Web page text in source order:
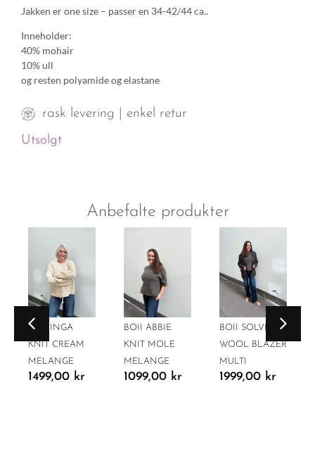
Jakken er one size – passer en 34-42/44 ca..
Inneholder:
40% mohair
10% ull
og resten polyamide og elastane
rask levering | enkel retur
Utsolgt
Anbefalte produkter
BOII INGA
KNIT CREAM
MELANGE
1499,00 kr
BOII ABBIE
KNIT MOLE
MELANGE
1099,00 kr
BOII SOLVEJ
WOOL BLAZER
MULTI
1999,00 kr